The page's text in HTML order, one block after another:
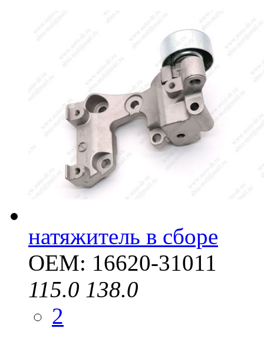
натяжитель в сборе
OEM: 16620-31011
115.0 138.0
2